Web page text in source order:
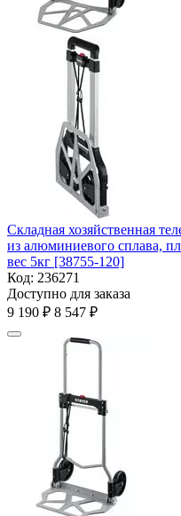
Складная хозяйственная
из алюминиевого сплава,
вес 5кг [38755-120]
Код: 236271
Доступно для заказа
9 190 ₽ 8 547 ₽